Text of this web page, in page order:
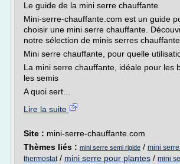
Le guide de la mini serre chauffante
Mini-serre-chauffante.com est un guide
choisir une mini serre chauffante.
notre sélection de minis serres
Mini serre chauffante, pour quelle
La mini serre chauffante, idéale pour les
les semis
A quoi sert...
Lire la suite
Site : mini-serre-chauffante.com
Thèmes liés : mini serre semi rigide / mini
thermostat/ mini serre pour plantes / mini